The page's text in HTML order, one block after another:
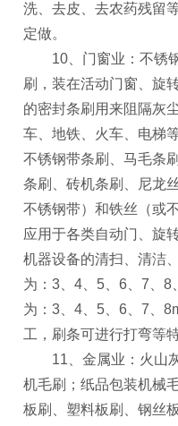
洗、去皮、去农药残留
定做。
10、门窗业：不锈钢
刷，装在活动门窗、旋
的密封条刷用来阻隔灰
车、地铁、火车、电梯
不锈钢带条刷、马毛条
条刷、砖机条刷、尼龙
不锈钢带）和铁丝（或
应用于各类自动门、旋
机器设备的清扫、清洁
为：3、4、5、6、7、8
为：3、4、5、6、7、
工，刷条可进行打弯等
11、金属业：火山灰
机毛刷；纸品包装机械
板刷、塑料板刷、钢丝